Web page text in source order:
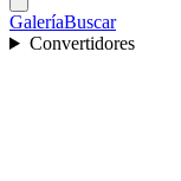
GaleríaBuscar
Convertidores